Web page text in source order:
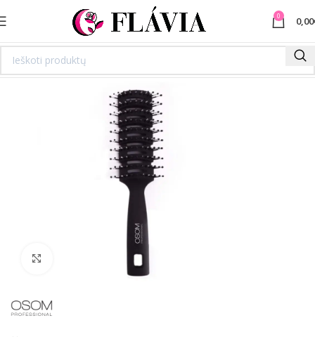
0 0,00
Spustelėkite norėdami padidinti